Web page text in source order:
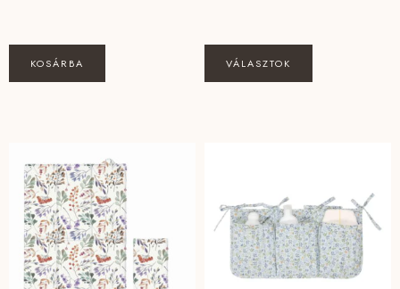
KOSÁRBA VÁLASZTOK
a
változatok
a
termékoldalon
választhatók